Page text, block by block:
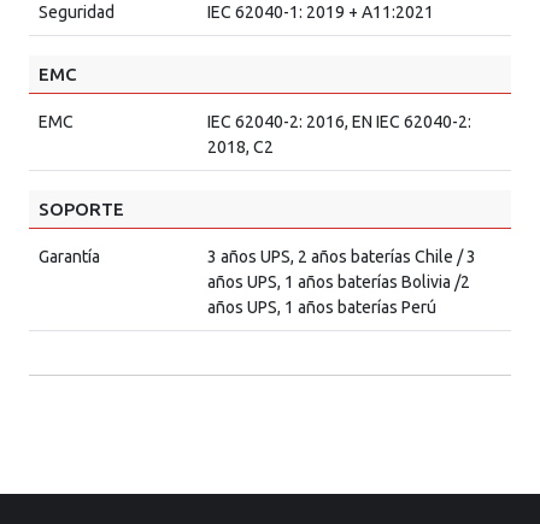
Seguridad IEC 62040-1: 2019 + A11:2021
EMC
EMC
IEC 62040-2: 2016, EN IEC 62040-2:
2018, C2
SOPORTE
Garantía
3 años UPS, 2 años baterías Chile / 3
años UPS, 1 años baterías Bolivia /2
años UPS, 1 años baterías Perú